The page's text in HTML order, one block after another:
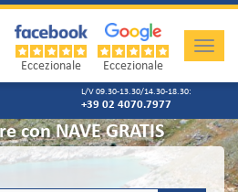
Toggle
Eccezionale Eccezionale
L/V 09.30-13.30/14.30-18.30:
+39 02 4070.7977
con NAVE GRATIS